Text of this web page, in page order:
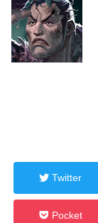
Twitter
Pocket